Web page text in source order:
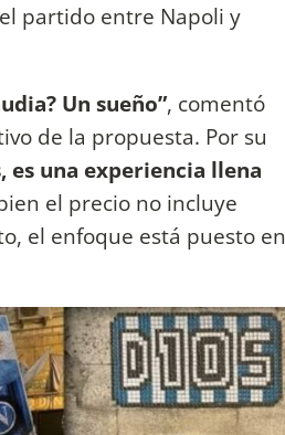
partido entre Napoli y
Un sueño”, comentó
de la propuesta. Por su
es una experiencia llena
el precio no incluye
el enfoque está puesto en